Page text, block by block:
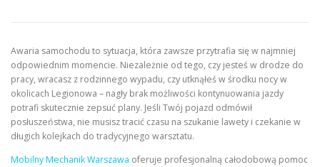
Awaria samochodu to sytuacja, która zawsze przytrafia się w najmniej
odpowiednim momencie. Niezależnie od tego, czy jesteś w drodze do
pracy, wracasz z rodzinnego wypadu, czy utknąłeś w środku nocy w
okolicach Legionowa – nagły brak możliwości kontynuowania jazdy
potrafi skutecznie zepsuć plany. Jeśli Twój pojazd odmówił
posłuszeństwa, nie musisz tracić czasu na szukanie lawety i czekanie w
długich kolejkach do tradycyjnego warsztatu.
Mobilny Mechanik Warszawa oferuje profesjonalną całodobową pomoc